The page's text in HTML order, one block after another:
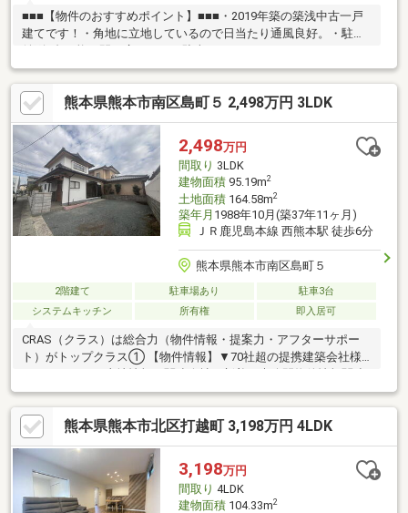
■■■【物件のおすすめポイント】■■■・2019年築の築浅中古一戸
建てです！・角地に立地しているので日当たり通風良好。・駐車
各部屋収納充実しています。収納に困りません。・南面バルコニ
ーで日当たり良好です！■■■【立地・周辺環境】■■■・電気鉄道
「韓々坂」駅まで徒歩約6分と通勤通学に便利！・池田小学校まで
徒歩約6分、井芹中学校まで徒歩約13分、報徳保育園まで徒歩約9
分と教育施設が近くお子様に安心。・メガセンタートライアルま
で徒歩約8分、セブンイレブンまで徒歩約8分、ドラッグストアコ
スモスまで車で約4分と商業施設充実！
熊本県熊本市南区島町５ 2,498万円 3LDK
2,498万円
間取り 3LDK
建物面積95.19m2
土地面積164.58m2
築年月 1988年10月(築37年11ヶ月)
ＪＲ鹿児島本線 西熊本駅 徒歩6分
熊本県熊本市南区島町５
2階建て 駐車場あり
駐車3台
システムキッチン
所有権 即入居可
CRAS（クラス）は総合力（物件情報・提案力・アフターサポー
ト）がトップクラス① 【物件情報】▼70社超の提携建築会社様
会社にグッドバイバイ② 【提案力】▼住宅ローン提携金融機関
が多数▼後悔しないためのライフプランシミュレーション家計
（生命保険や通信費）の見直しのプロ在籍③ 【アフターサポー
ト】▼税金面等のアドバイス資金贈与や住宅ローン控除等▼お引
渡し後のアフターサポートお引渡し後のリフォームもお任せ！将
来的な売却・賃貸等の運用サポートも
熊本県熊本市北区打越町 3,198万円 4LDK
3,198万円
間取り 4LDK
建物面積104.33m2